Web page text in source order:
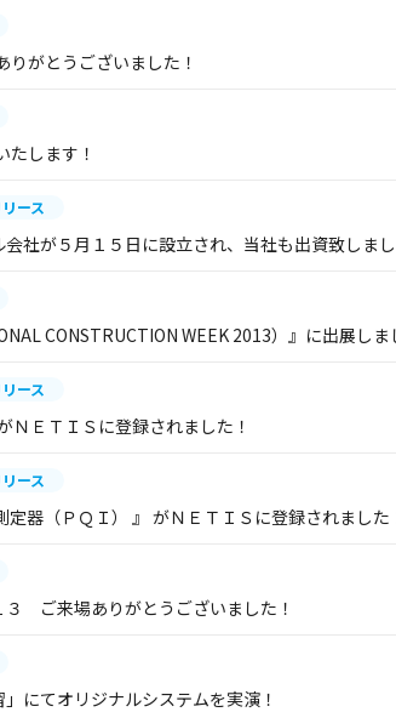
りがとうございました！
たします！
ース
社が５月１５日に設立され、当社も出資致しま
CONSTRUCTION WEEK 2013）』に出展しま
ース
ＮＥＴＩＳに登録されました！
ース
定器（ＰＱＩ） 』 がＮＥＴＩＳに登録されました
３ ご来場ありがとうございました！
」にてオリジナルシステムを実演！